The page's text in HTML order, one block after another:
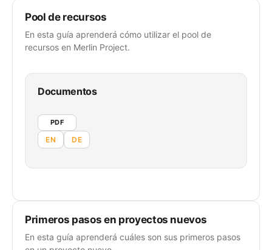
Pool de recursos
En esta guía aprenderá cómo utilizar el pool de
recursos en Merlin Project.
Documentos
PDF
EN DE
Primeros pasos en proyectos nuevos
En esta guía aprenderá cuáles son sus primeros pasos